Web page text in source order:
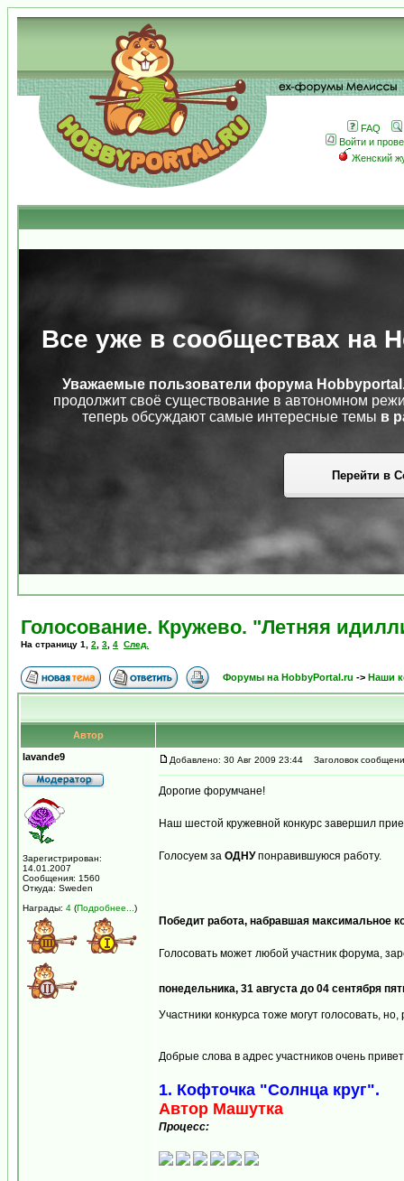
FAQ
Войти и
Женский
Все уже в сообществах на
Уважаемые пользователи форума
продолжит своё существование в автономном
теперь обсуждают самые интересные темы в
Перейти в
Голосованиe. Кружево. "Летняя
На страницу 1 2 3 4 След.
Форумы на HobbyPortal.ru -> Наши
Автор
lavande9
Зарегистрирован:
14.01.2007
Сообщения: 1560
Откуда: Sweden
Награды: 4 (Подробнее... )
Добавлено: 30 Авг 2009 23:44 Заголовок
Дорогие форумчане!
Наш шестой кружевной конкурс завершил
Голосуем за ОДНУпонравившуюся работу.
Победит работa, набравшaя максимальное
Голосовать может любой участник форума,
понедельника, 31 августа до 04 сентября
Участники конкурса тоже могут голосовать,
Добрые слова в адрес участников очень
1. Кофточка "Солнца круг".
Автор Машутка
Процесс: